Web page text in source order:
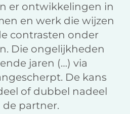
er ontwikkelingen in
en werk die wijzen
contrasten onder
Die ongelijkheden
jaren (…) via
De kans
of dubbel nadeel
partner.